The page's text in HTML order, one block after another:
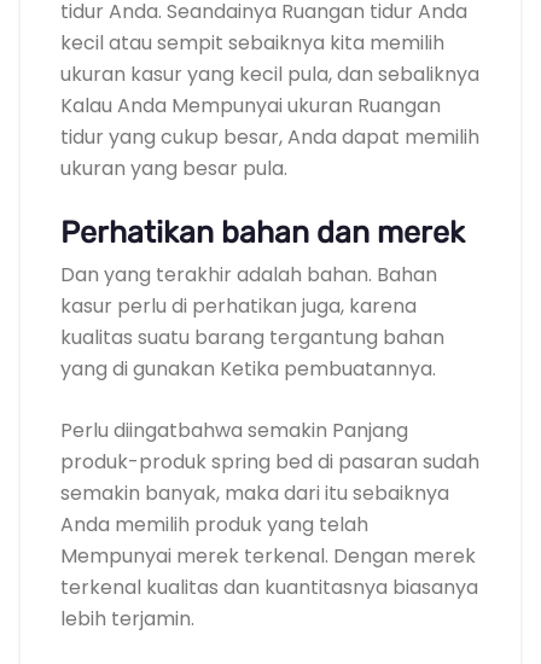
tidur Anda. Seandainya Ruangan tidur Anda
kecil atau sempit sebaiknya kita memilih
ukuran kasur yang kecil pula, dan sebaliknya
Kalau Anda Mempunyai ukuran Ruangan
tidur yang cukup besar, Anda dapat memilih
ukuran yang besar pula.
Perhatikan bahan dan merek
Dan yang terakhir adalah bahan. Bahan
kasur perlu di perhatikan juga, karena
kualitas suatu barang tergantung bahan
yang di gunakan Ketika pembuatannya.
Perlu diingatbahwa semakin Panjang
produk-produk spring bed di pasaran sudah
semakin banyak, maka dari itu sebaiknya
Anda memilih produk yang telah
Mempunyai merek terkenal. Dengan merek
terkenal kualitas dan kuantitasnya biasanya
lebih terjamin.